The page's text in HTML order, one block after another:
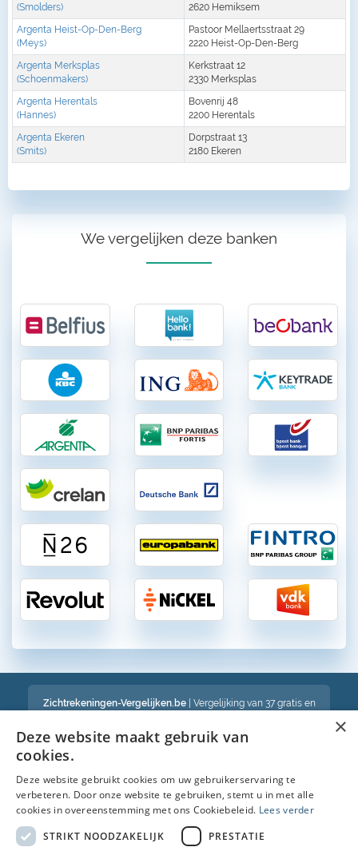
(Smolders)
2620 Hemiksem
Argenta Heist-Op-Den-Berg
(Meys)
Pastoor Mellaertsstraat 29
2220 Heist-Op-Den-Berg
Argenta Merksplas
(Schoenmakers)
Kerkstraat 12
2330 Merksplas
Argenta Herentals
(Hannes)
Bovenrij 48
2200 Herentals
Argenta Ekeren
(Smits)
Dorpstraat 13
2180 Ekeren
We vergelijken deze banken
Zichtrekeningen-Vergelijken.be| Vergelijking van 37 gratis en
Een volledig onafhankelijke vergelijking van gratis en betalende
bankrekeningen in België
Bekijk ook :
Spaarrekening
×
Deze website maakt gebruik van
cookies.
Deze website gebruikt cookies om uw gebruikerservaring te
verbeteren. Door onze website te gebruiken, stemt u in met alle
cookies in overeenstemming met ons Cookiebeleid. Lees verder
STRIKT NOODZAKELIJK
PRESTATIE